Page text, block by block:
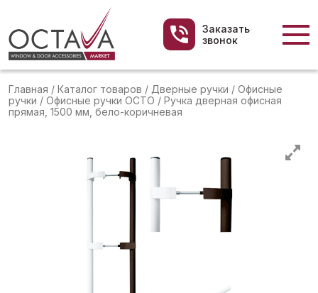
Заказать
звонок
Главная / Каталог товаров / Дверные ручки / Офисные
ручки / Офисные ручки OCTO / Ручка дверная офисная
прямая, 1500 мм, бело-коричневая